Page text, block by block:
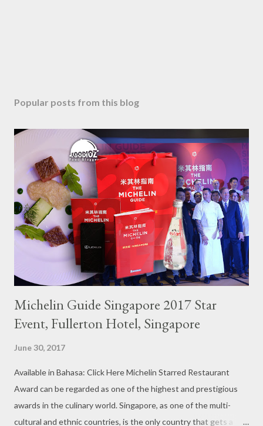
Popular posts from this blog
Michelin Guide Singapore 2017 Star
Event, Fullerton Hotel, Singapore
June 30, 2017
Available in Bahasa: Click Here Michelin Starred Restaurant
Award can be regarded as one of the highest and prestigious
awards in the culinary world. Singapore, as one of the multi-
cultural and ethnic countries, is the only country that gets a